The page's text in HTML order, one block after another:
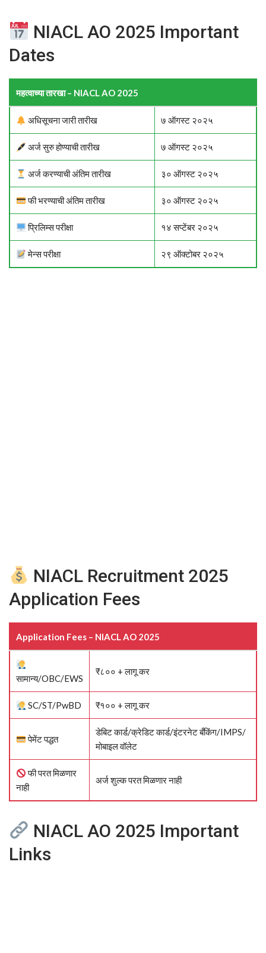
NIACL AO 2025 Important
Dates
महत्वाच्या तारखा – NIACL AO 2025
अधिसूचना जारी तारीख ७ ऑगस्ट २०२५
अर्ज सुरु होण्याची तारीख ७ ऑगस्ट २०२५
अर्ज करण्याची अंतिम तारीख ३० ऑगस्ट २०२५
फी भरण्याची अंतिम तारीख ३० ऑगस्ट २०२५
प्रिलिम्स परीक्षा १४ सप्टेंबर २०२५
मेन्स परीक्षा २९ ऑक्टोबर २०२५
NIACL Recruitment 2025
Application Fees
Application Fees – NIACL AO 2025
सामान्य/OBC/EWS
₹८०० + लागू कर
SC/ST/PwBD ₹१०० + लागू कर
पेमेंट पद्धत
डेबिट कार्ड/क्रेडिट कार्ड/इंटरनेट बँकिंग/IMPS/
मोबाइल वॉलेट
फी परत मिळणार
नाही
अर्ज शुल्क परत मिळणार नाही
NIACL AO 2025 Important
Links